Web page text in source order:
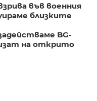
във военния
близките
BG-
на открито